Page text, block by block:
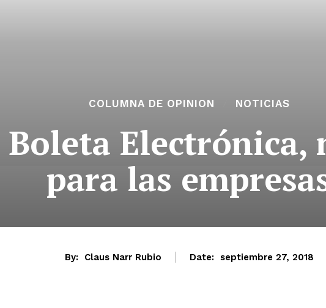
COLUMNA DE OPINION NOTICIAS
Electrónica,
para las
By: Claus Narr Rubio Date: septiembre 27, 2018